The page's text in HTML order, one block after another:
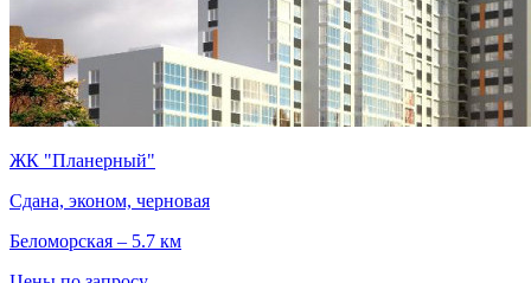
ЖК "Планерный"
Сдана, эконом, черновая
Беломорская – 5.7 км